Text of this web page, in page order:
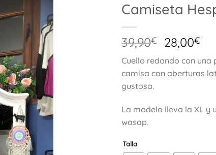
Camiseta
39,90€
El
precio
original
era:
28,00€El
es:
Cuello redondo con una
camisa con aberturas
gustosa.
La modelo lleva la XL y
wasap.
Talla